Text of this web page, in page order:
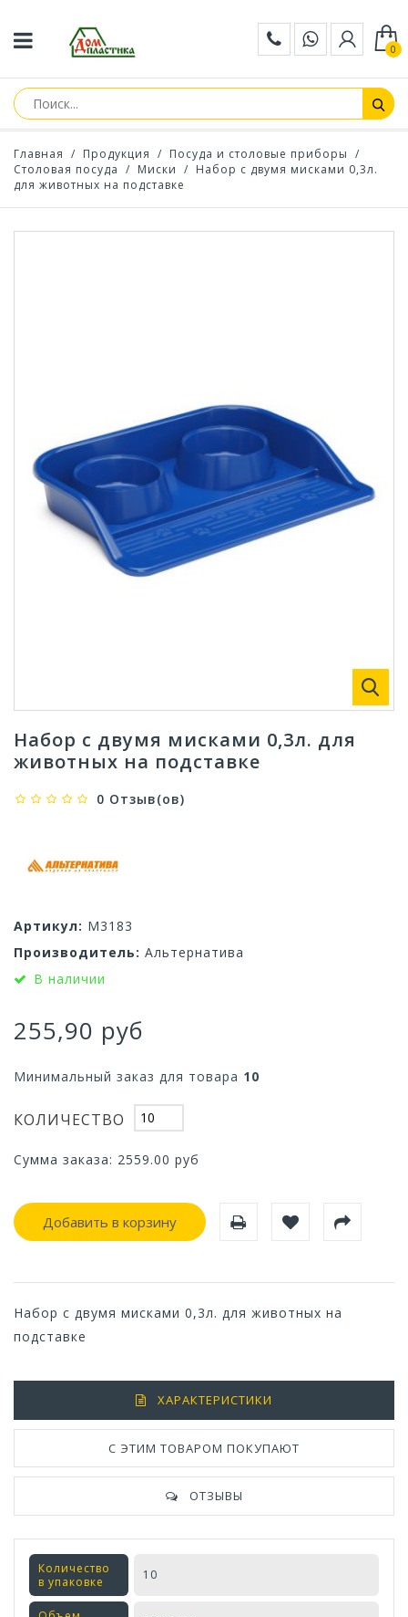
0
Главная / Продукция / Посуда и столовые приборы /
Столовая посуда / Миски / Набор с двумя мисками 0,3л.
для животных на подставке
Набор с двумя мисками 0,3л. для
животных на подставке
0 Отзыв(ов)
Артикул: М3183
Производитель: Альтернатива
В наличии
255,90 руб
Минимальный заказ для товара 10
КОЛИЧЕСТВО
Сумма заказа: 2559.00 руб
Добавить в корзину
Набор с двумя мисками 0,3л. для животных на
подставке
ХАРАКТЕРИСТИКИ
С ЭТИМ ТОВАРОМ ПОКУПАЮТ
ОТЗЫВЫ
Количество
в упаковке
10